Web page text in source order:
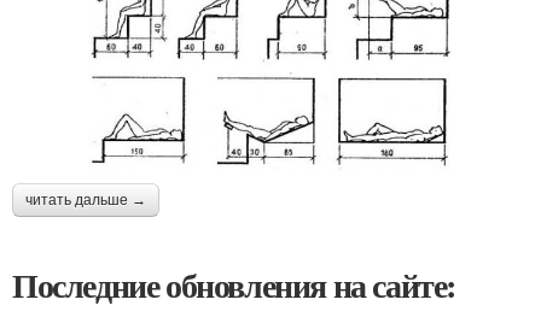
читать дальше →
Последние обновления на сайте: